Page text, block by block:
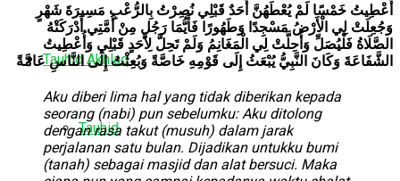
Tauhid Akhlaq
Tauhid
أُعْطِيتُ خَمْسًا لَمْ يُعْطَهُنَّ أَحَدٌ قَبْلِي نُصِرْتُ بِالرُّعْبِ مَسِيرَةَ شَهْرٍ
وَجُعِلَتْ لِي الْأَرْضُ مَسْجِدًا وَطَهُورًا فَأَيُّمَا رَجُلٍ مِنْ أُمَّتِي أَدْرَكَتْهُ
الصَّلَاةُ فَلْيُصَلِّ وَأُحِلَّتْ لِي الْمَغَانِمُ وَلَمْ تَحِلَّ لِأَحَدٍ قَبْلِي وَأُعْطِيتُ
الشَّفَاعَةَ وَكَانَ النَّبِيُّ يُبْعَثُ إِلَى قَوْمِهِ خَاصَّةً وَبُعِثْتُ إِلَى النَّاسِ عَامَّةً
Aku diberi lima hal yang tidak diberikan kepada
seorang (nabi) pun sebelumku: Aku ditolong
dengan rasa takut (musuh) dalam jarak
perjalanan satu bulan. Dijadikan untukku bumi
(tanah) sebagai masjid dan alat bersuci. Maka